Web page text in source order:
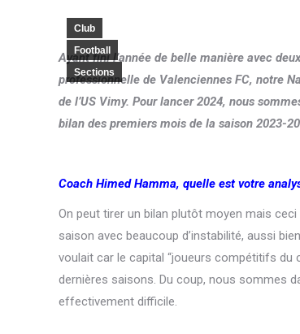
Club
Football
Sections
Ayant fini l’année de belle manière avec
professionnelle de Valenciennes FC, notre
de l’US Vimy. Pour lancer 2024, nous
bilan des premiers mois de la saison 2023-
Coach Himed Hamma, quelle est votre
On peut tirer un bilan plutôt moyen mais
saison avec beaucoup d’instabilité, aussi
voulait car le capital “joueurs compétitifs du
dernières saisons. Du coup, nous sommes
effectivement difficile.